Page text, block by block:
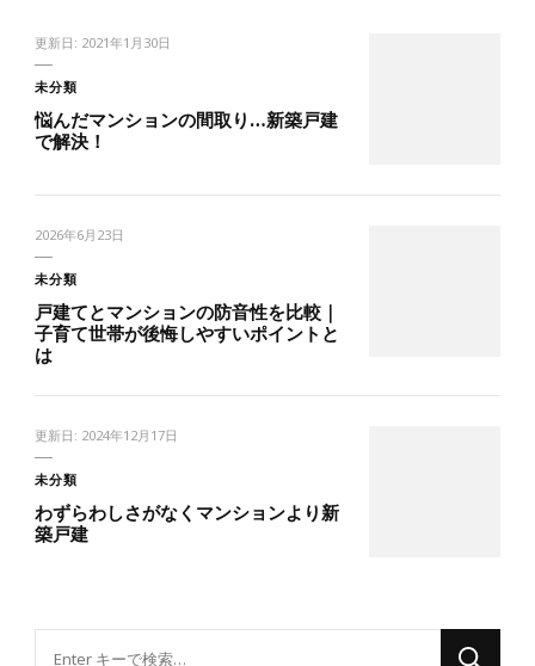
更新日: 2021年1月30日
未分類
悩んだマンションの間取り…新築戸建
で解決！
2026年6月23日
未分類
戸建てとマンションの防音性を比較｜
子育て世帯が後悔しやすいポイントと
は
更新日: 2024年12月17日
未分類
わずらわしさがなくマンションより新
築戸建